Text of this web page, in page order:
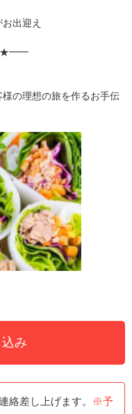
出迎え
★━━
の理想の旅を作るお手伝
み
絡差し上げます。
※予